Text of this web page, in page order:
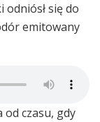
się do
emitowany
od czasu, gdy